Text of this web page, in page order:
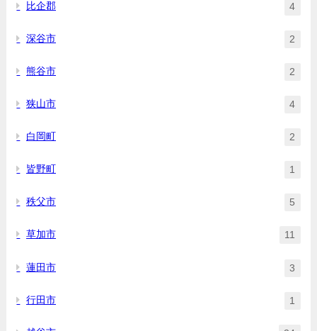
比企郡 4
深谷市 2
熊谷市 2
狭山市 4
白岡町 2
皆野町 1
秩父市 5
草加市 11
蓮田市 3
行田市 1